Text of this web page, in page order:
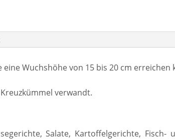
Wuchshöhe von 15 bis 20 cm erreichen
verwandt.
Salate, Kartoffelgerichte, Fisch-